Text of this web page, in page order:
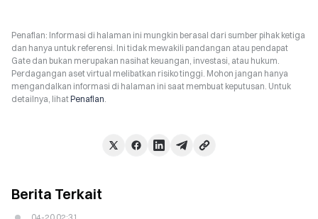
Penafian: Informasi di halaman ini mungkin berasal dari sumber pihak ketiga
dan hanya untuk referensi. Ini tidak mewakili pandangan atau pendapat
Gate dan bukan merupakan nasihat keuangan, investasi, atau hukum.
Perdagangan aset virtual melibatkan risiko tinggi. Mohon jangan hanya
mengandalkan informasi di halaman ini saat membuat keputusan. Untuk
detailnya, lihatPenafian.
Berita Terkait